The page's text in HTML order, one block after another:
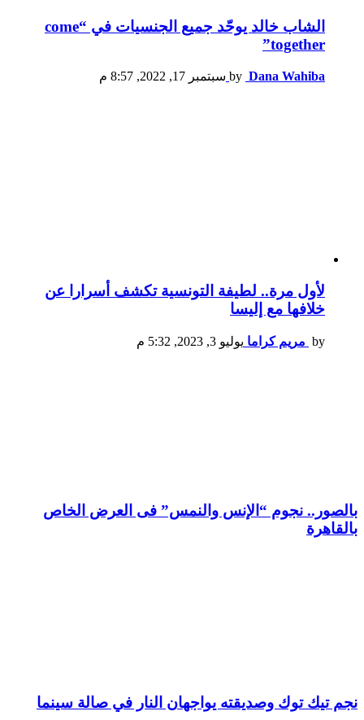
الشاب خالد يوحّد جميع الجنسيات في “come
together”
by Dana Wahiba سبتمبر 17, 2022, 8:57 م
لأول مرة.. لطيفة التونسية تكشف أسرارا عن
خلافها مع إليسا
by مريم كراما يوليو 3, 2023, 5:32 م
بالصور.. نجوم “الإنس والنمس” فى العرض الخاص
بالقاهرة
نجم تيك توك وصديقته يواجهان النار في صالة سينما